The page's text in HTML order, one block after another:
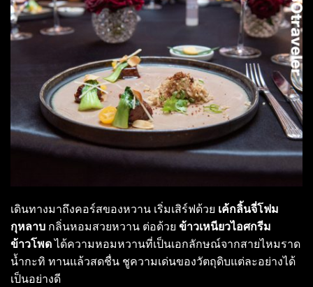
เดินทางมาถึงคอร์สของหวาน เริ่มเสิร์ฟด้วย เค้กลิ้นจี่โฟม
กุหลาบ กลิ่นหอมสวยหวาน ต่อด้วย ข้าวเหนียวไอศกรีม
ข้าวโพดได้ความหอมหวานที่เป็นเอกลักษณ์จากสายไหมราด
น้ำกะทิ ทานแล้วสดชื่น ชูความเด่นของวัตถุดิบแต่ละอย่างได้
เป็นอย่างดี